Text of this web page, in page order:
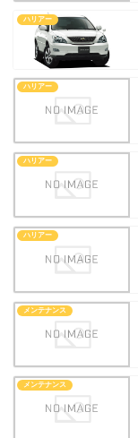
ハリアー
ハリアー
ハリアー
ハリアー
メンテナンス
メンテナンス